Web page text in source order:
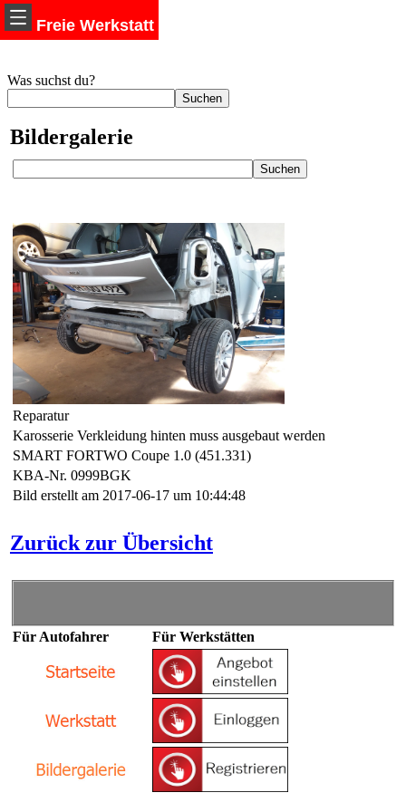
Freie Werkstatt
Was suchst du?
Bildergalerie
Reparatur
Karosserie Verkleidung hinten muss ausgebaut werden
SMART FORTWO Coupe 1.0 (451.331)
KBA-Nr. 0999BGK
Bild erstellt am 2017-06-17 um 10:44:48
Zurück zur Übersicht
Für Autofahrer Für Werkstätten